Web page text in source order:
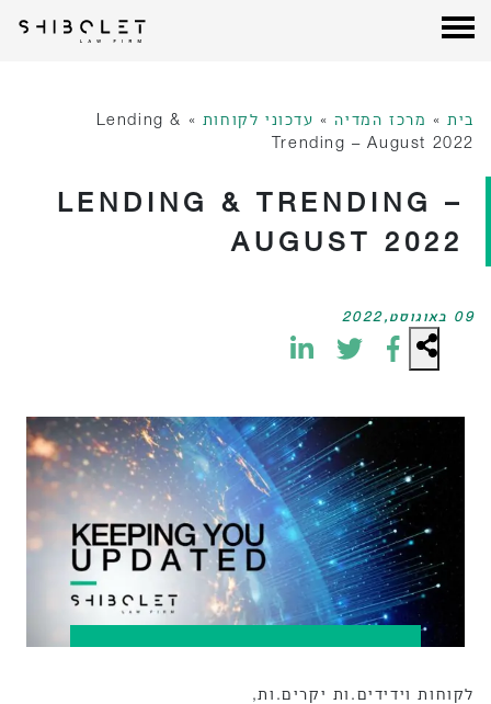
בית » מרכז המדיה» עדכוני לקוחות »
Lending &
Trending – August 2022
LENDING & TRENDING –
AUGUST 2022
09 באוגוסט,2022
לקוחות וידידים.ות יקרים.ות,